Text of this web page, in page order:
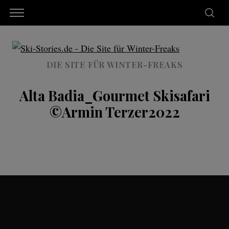
DIE SITE FÜR WINTER-FREAKS
Alta Badia_Gourmet Skisafari
©Armin Terzer2022